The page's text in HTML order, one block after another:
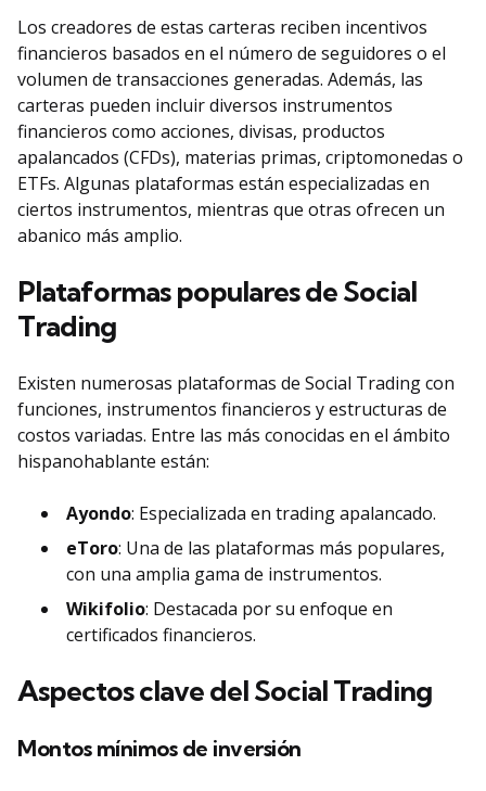
Los creadores de estas carteras reciben incentivos
financieros basados en el número de seguidores o el
volumen de transacciones generadas. Además, las
carteras pueden incluir diversos instrumentos
financieros como acciones, divisas, productos
apalancados (CFDs), materias primas, criptomonedas o
ETFs. Algunas plataformas están especializadas en
ciertos instrumentos, mientras que otras ofrecen un
abanico más amplio.
Plataformas populares de Social
Trading
Existen numerosas plataformas de Social Trading con
funciones, instrumentos financieros y estructuras de
costos variadas. Entre las más conocidas en el ámbito
hispanohablante están:
Ayondo: Especializada en trading apalancado.
eToro: Una de las plataformas más populares,
con una amplia gama de instrumentos.
Wikifolio: Destacada por su enfoque en
certificados financieros.
Aspectos clave del Social Trading
Montos mínimos de inversión